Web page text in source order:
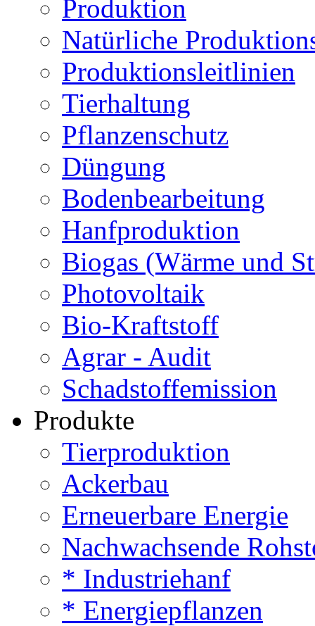
Produktion
Natürliche
Produktionsleitlinien
Tierhaltung
Pflanzenschutz
Düngung
Bodenbearbeitung
Hanfproduktion
Biogas (Wärme und
Photovoltaik
Bio-Kraftstoff
Agrar - Audit
Schadstoffemission
Produkte
Tierproduktion
Ackerbau
Erneuerbare Energie
Nachwachsende
* Industriehanf
* Energiepflanzen